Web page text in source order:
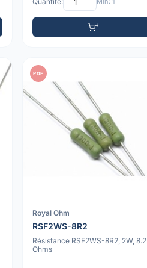
PDF
Royal Ohm
RSF2WS-8R2
Résistance RSF2WS-8R2, 2W, 8.2
Ohms